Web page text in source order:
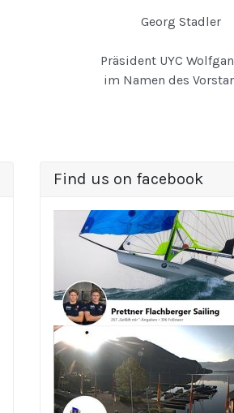
Georg Stadler
Präsident UYC
im Namen des
Find us on facebook